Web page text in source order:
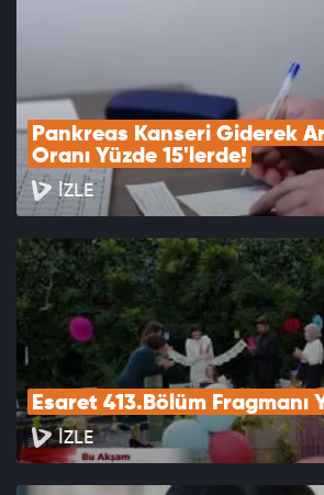
Pankreas Kanseri Giderek
Oranı Yüzde 15'lerde!
İZLE
Esaret 413.Bölüm Fragmanı
İZLE